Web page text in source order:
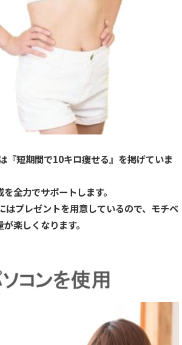
『短期間で10キロ痩せる』を掲げていま
全力でサポートします。
はプレゼントを用意しているので、モチベ
楽しくなります。